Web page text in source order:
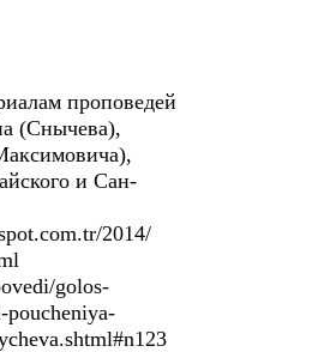
проповедей
(Снычева),
и Сан-
2014/
golos-
poucheniya-